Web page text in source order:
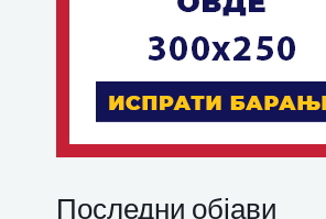
Последни објави